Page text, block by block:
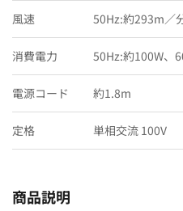
風速 50Hz:約293m／
消費電力 50Hz:約100W、
電源コード 約1.8m
定格 単相交流 100V
商品説明